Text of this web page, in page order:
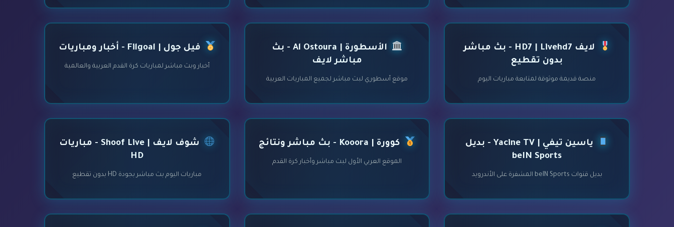
لايف HD7 | Livehd7 - بث مباشر
بدون تقطيع
منصة قديمة موثوقة لمتابعة مباريات اليوم
الأسطورة | Al Ostoura - بث
مباشر لايف
موقع أسطوري لبث مباشر لجميع المباريات العربية
فيل جول | Filgoal - أخبار ومباريات
أخبار وبث مباشر لمباريات كرة القدم العربية والعالمية
ياسين تيفي | Yacine TV - بديل
beIN Sports
بديل قنوات beIN Sports المشفرة على الأندرويد
كوورة | Kooora - بث مباشر ونتائج
الموقع العربي الأول لبث مباشر وأخبار كرة القدم
شوف لايف | Shoof Live - مباريات
HD
مباريات اليوم بث مباشر بجودة HD بدون تقطيع